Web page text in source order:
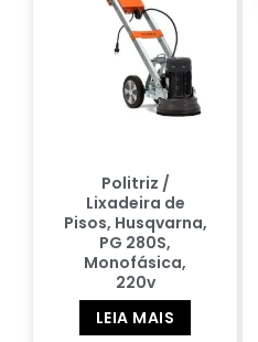
Politriz /
Lixadeira de
Pisos, Husqvarna,
PG 280S,
Monofásica,
220v
LEIA MAIS